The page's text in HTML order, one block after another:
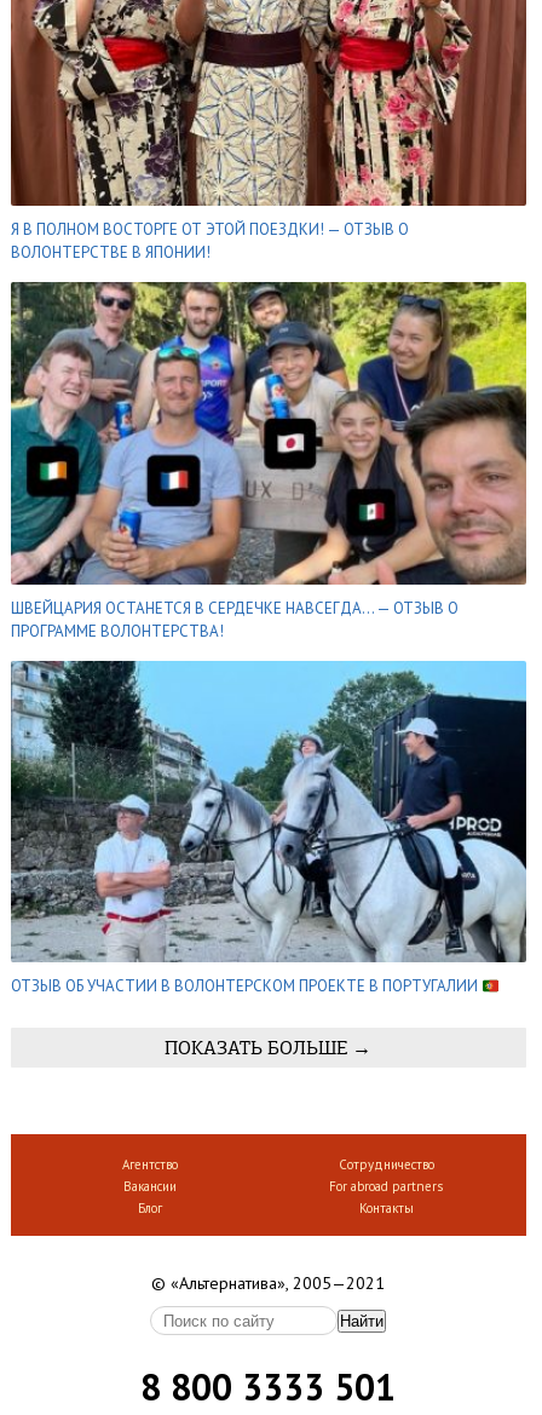
Я В ПОЛНОМ ВОСТОРГЕ ОТ ЭТОЙ ПОЕЗДКИ! — ОТЗЫВ О
ВОЛОНТЕРСТВЕ В ЯПОНИИ!
ШВЕЙЦАРИЯ ОСТАНЕТСЯ В СЕРДЕЧКЕ НАВСЕГДА… — ОТЗЫВ О
ПРОГРАММЕ ВОЛОНТЕРСТВА!
ОТЗЫВ ОБ УЧАСТИИ В ВОЛОНТЕРСКОМ ПРОЕКТЕ В ПОРТУГАЛИИ
ПОКАЗАТЬ БОЛЬШЕ →
Агентство
Сотрудничество
Вакансии
For abroad partners
Блог
Контакты
© «Альтернатива», 2005—2021
8 800 3333 501